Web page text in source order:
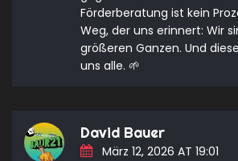
Förderberatung ist kein
Weg, der uns erinnert: Wir
größeren Ganzen. Und
uns alle. 🌱
David Bauer
März 12, 2026 AT 19:01